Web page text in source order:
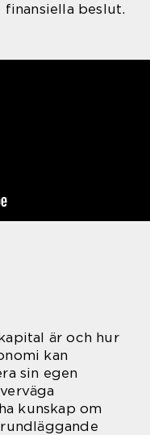
beslut.
är och hur
kan
sin egen
kunskap om